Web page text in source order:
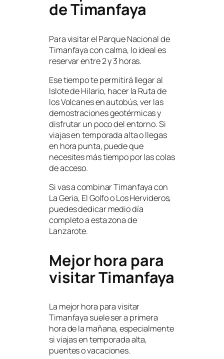
de Timanfaya
Para visitar el Parque Nacional de
Timanfaya con calma, lo ideal es
reservar entre 2 y 3 horas.
Ese tiempo te permitirá llegar al
Islote de Hilario, hacer la Ruta de
los Volcanes en autobús, ver las
demostraciones geotérmicas y
disfrutar un poco del entorno. Si
viajas en temporada alta o llegas
en hora punta, puede que
necesites más tiempo por las colas
de acceso.
Si vas a combinar Timanfaya con
La Geria, El Golfo o Los Hervideros,
puedes dedicar medio día
completo a esta zona de
Lanzarote.
Mejor hora para
visitar Timanfaya
La mejor hora para visitar
Timanfaya suele ser a primera
hora de la mañana, especialmente
si viajas en temporada alta,
puentes o vacaciones.